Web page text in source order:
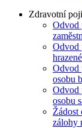
Zdravotní
Odvod
Odvod
Odvod
osobu
Odvod
osobu
Žádost
zálohy